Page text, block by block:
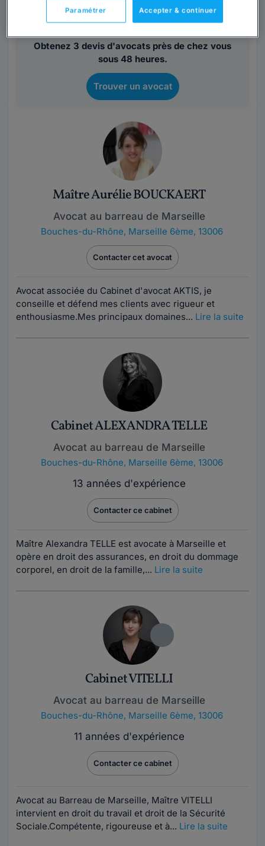
Vous souhaitez rencontrer un avocat en
cabinet à Marseille 6ème ?
Obtenez 3 devis d'avocats près de chez vous
sous 48 heures.
Trouver un avocat
Maître Aurélie BOUCKAERT
Avocat au barreau de Marseille
Bouches-du-Rhône, Marseille 6ème, 13006
Contacter cet avocat
Avocat associée du Cabinet d'avocat AKTIS, je
conseille et défend mes clients avec rigueur et
enthousiasme.Mes principaux domaines... Lire la suite
Cabinet ALEXANDRA TELLE
Avocat au barreau de Marseille
Bouches-du-Rhône, Marseille 6ème, 13006
13 années d'expérience
Contacter ce cabinet
Maître Alexandra TELLE est avocate à Marseille et
opère en droit des assurances, en droit du dommage
corporel, en droit de la famille,... Lire la suite
Cabinet VITELLI
Avocat au barreau de Marseille
Bouches-du-Rhône, Marseille 6ème, 13006
11 années d'expérience
Contacter ce cabinet
Avocat au Barreau de Marseille, Maître VITELLI
intervient en droit du travail et droit de la Sécurité
Sociale.Compétente, rigoureuse et à... Lire la suite
Accepter & continuer
Paramétrer